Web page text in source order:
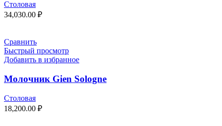
Столовая
34,030.00 ₽
Сравнить
Быстрый просмотр
Добавить в избранное
Молочник Gien Sologne
Столовая
18,200.00 ₽